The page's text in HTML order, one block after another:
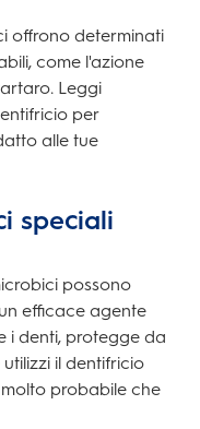
offrono determinati
come l'azione
Leggi
per
alle tue
speciali
possono
efficace agente
i denti, protegge da
il dentifricio
probabile che